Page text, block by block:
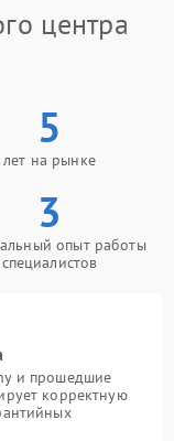
центра
5
лет на рынке
3
опыт работы
специалистов
и прошедшие
корректную